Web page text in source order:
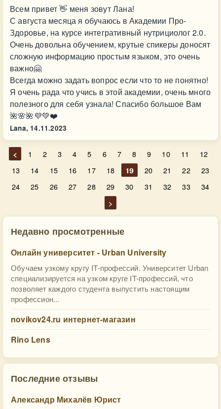
Всем привет 👋 меня зовут Лана!
С августа месяца я обучаюсь в Академии Про-
Здоровье, на курсе интегративный нутрициолог 2.0.
Очень довольна обучением, крутые спикеры доносят
сложную информацию простым языком, это очень
важно🤗
Всегда можно задать вопрос если что то не понятно!
Я очень рада что учись в этой академии, очень много
полезного для себя узнала! Спасибо большое Вам
🌺🌸🌺💜💚❤️
Lana, 14.11.2023
< 1 2 3 4 5 6 7 8 9 10 11
12
13
14 15 16 17 18 19 20 21 22
23
24
25 26 27 28 29 30 31 32 33
34
>
Недавно просмотренные
Онлайн университет - Urban University
Обучаем узкому кругу IT-профессий. Университет Urban
специализируется на узком круге IT-профессий, что
позволяет каждого студента выпустить настоящим
профессион...
novikov24.ru интернет-магазин
Rino Lens
Последние отзывы
Александр Михалёв Юрист